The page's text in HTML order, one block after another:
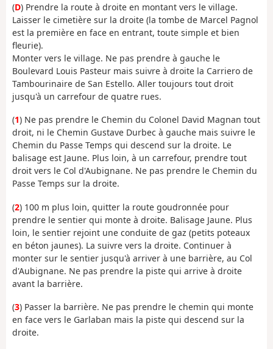
(D) Prendre la route à droite en montant vers le village.
Laisser le cimetière sur la droite (la tombe de Marcel Pagnol
est la première en face en entrant, toute simple et bien
fleurie).
Monter vers le village. Ne pas prendre à gauche le
Boulevard Louis Pasteur mais suivre à droite la Carriero de
Tambourinaire de San Estello. Aller toujours tout droit
jusqu'à un carrefour de quatre rues.
(1) Ne pas prendre le Chemin du Colonel David Magnan tout
droit, ni le Chemin Gustave Durbec à gauche mais suivre le
Chemin du Passe Temps qui descend sur la droite. Le
balisage est Jaune. Plus loin, à un carrefour, prendre tout
droit vers le Col d'Aubignane. Ne pas prendre le Chemin du
Passe Temps sur la droite.
(2) 100 m plus loin, quitter la route goudronnée pour
prendre le sentier qui monte à droite. Balisage Jaune. Plus
loin, le sentier rejoint une conduite de gaz (petits poteaux
en béton jaunes). La suivre vers la droite. Continuer à
monter sur le sentier jusqu'à arriver à une barrière, au Col
d'Aubignane. Ne pas prendre la piste qui arrive à droite
avant la barrière.
(3) Passer la barrière. Ne pas prendre le chemin qui monte
en face vers le Garlaban mais la piste qui descend sur la
droite.